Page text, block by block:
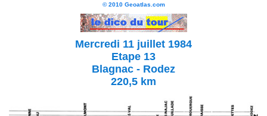
© 2010 Geoatlas.com
Mercredi 11 juillet 1984
Etape 13
Blagnac - Rodez
220,5 km